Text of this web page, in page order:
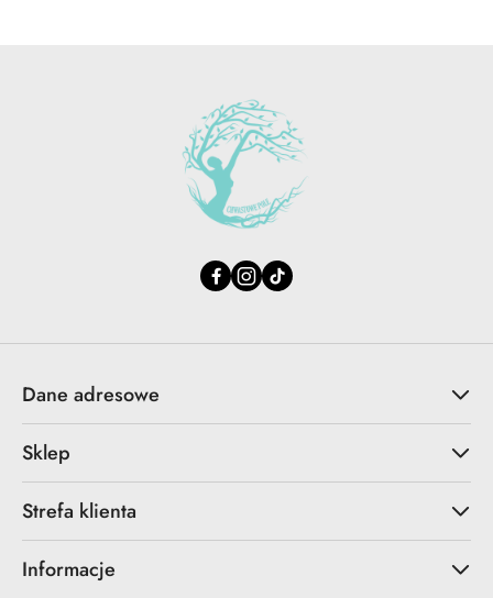
Dane adresowe
Sklep
Strefa klienta
Informacje